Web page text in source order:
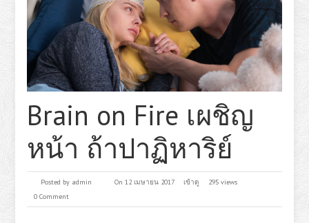
Brain on Fire เผชิญ
หน้า ถ้าปาฏิหาริย์
Posted by admin On 12 เมษายน 2017 เข้าดู
295 views
0 Comment